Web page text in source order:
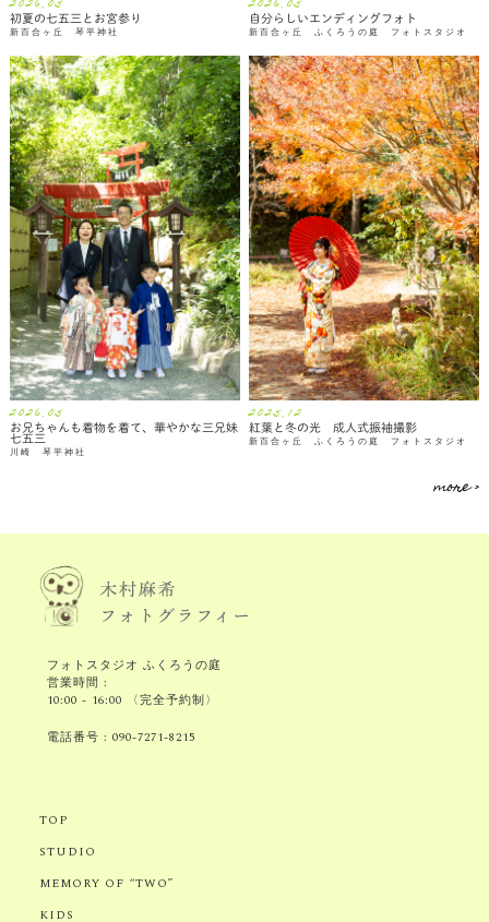
2026.05
初夏の七五三とお宮参り
新百合ヶ丘 琴平神社
2026.05
自分らしいエンディングフォト
新百合ヶ丘 ふくろうの庭 フォトスタジオ
2026.05
お兄ちゃんも着物を着て、華やかな三兄妹
七五三
川崎 琴平神社
2025.12
紅葉と冬の光 成人式振袖撮影
新百合ヶ丘 ふくろうの庭 フォトスタジオ
more >
フォトスタジオ ふくろうの庭
営業時間 :
10:00 - 16:00 〈完全予約制〉
電話番号 :090-7271-8215
TOP
STUDIO
MEMORY OF “TWO”
KIDS